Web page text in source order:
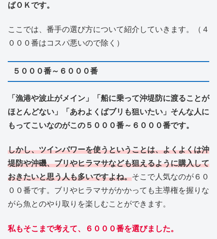
ばＯＫです。
ここでは、番手の選び方について紹介していきます。（４
０００番はコスパ悪いので除く）
５０００番～６０００番
「漁港や波止がメイン」「船に乗って沖堤防に渡ることが
ほとんどない」「あわよくばブリも狙いたい」そんな人に
もってこいなのがこの５０００番～６０００番です。
しかし、ツインパワーを使うということは、よくよくは沖
堤防や沖磯、ブリやヒラマサなども狙えるように購入して
おきたいと思う人も多いですよね。そこで人気なのが６０
００番です。ブリやヒラマサがかかっても主導権を握りな
がら魚とのやり取りを楽しむことができます。
私もそこまで考えて、６０００番を選びました。